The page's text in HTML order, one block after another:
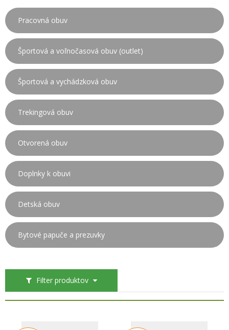
Pracovná obuv
Športová a voľnočasová obuv (outlet)
Športová a vychádzková obuv
Trekingová obuv
Otvorená obuv
Doplnky k obuvi
Detská obuv
Bytové papuče a prezuvky
Filter produktov